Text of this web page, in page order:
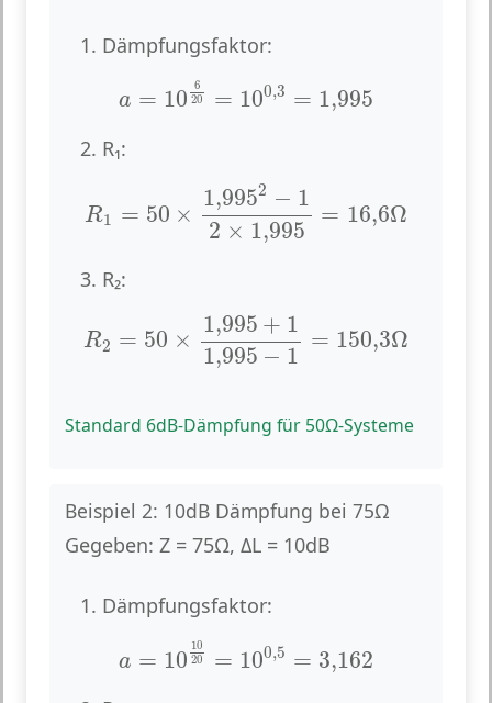
1. Dämpfungsfaktor:
a = 10
6
20
= 100,3 = 1,995
20 0 ,3
2. R₁:
R1 = 50 ×
1,9952 − 1
2 × 1,995
= 16,6Ω
1,9952−1 1,995
3. R₂:
R2 = 50 ×
1,995 + 1
1,995 − 1
= 150,3Ω
1,995+11,995
Standard 6dB-Dämpfung für 50Ω-Systeme
Beispiel 2: 10dB Dämpfung bei 75Ω
Gegeben: Z = 75Ω, ΔL = 10dB
1. Dämpfungsfaktor:
a = 10
10
20
= 100,5 = 3,162
1020 100,